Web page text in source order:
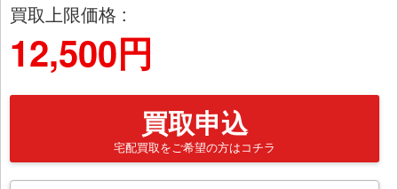
買取上限価格 :
12,500円
買取申込
宅配買取をご希望の方はコチラ